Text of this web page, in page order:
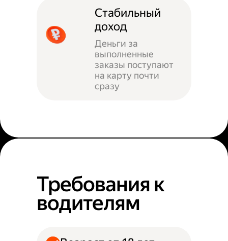
Стабильный
доход
Деньги за
выполненные
заказы поступают
на карту почти
сразу
Требования к
водителям